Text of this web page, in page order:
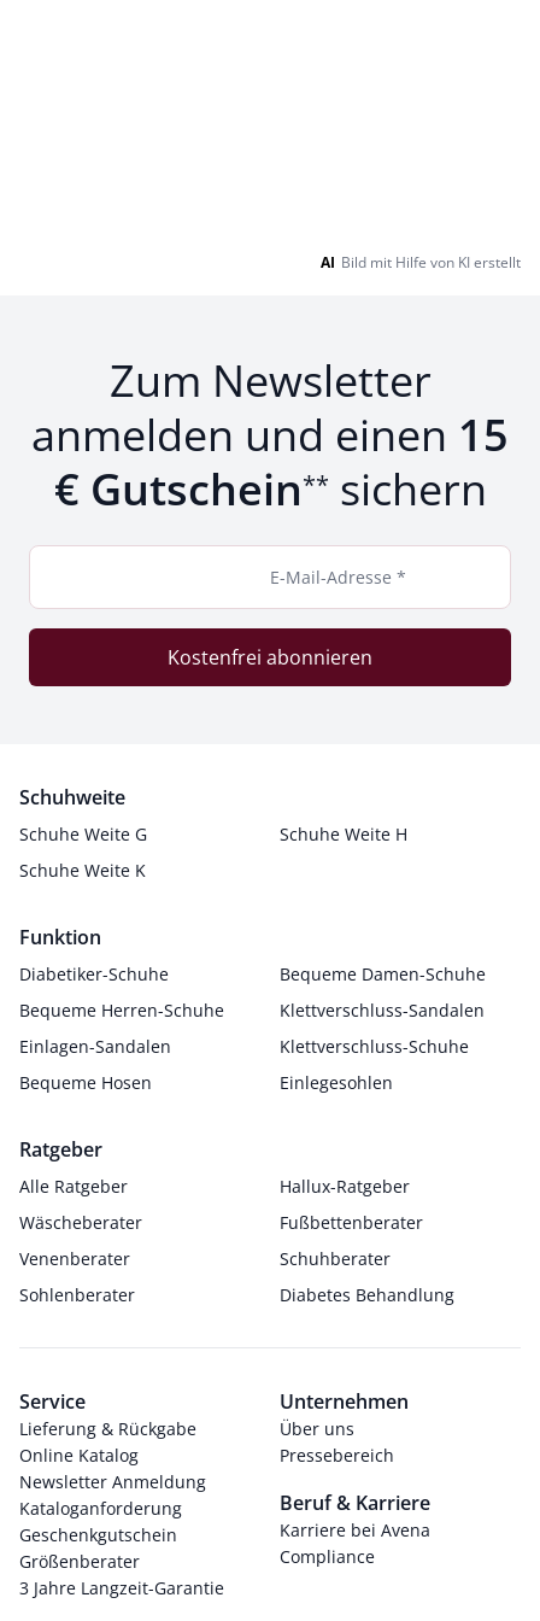
AI Bild mit Hilfe von KI erstellt
Zum Newsletter
anmelden und einen 15
€ Gutschein** sichern
E-Mail-Adresse *
Kostenfrei abonnieren
Schuhweite
Schuhe Weite G
Schuhe Weite H
Schuhe Weite K
Funktion
Diabetiker-Schuhe
Bequeme Damen-Schuhe
Bequeme Herren-Schuhe
Klettverschluss-Sandalen
Einlagen-Sandalen
Klettverschluss-Schuhe
Bequeme Hosen
Einlegesohlen
Ratgeber
Alle Ratgeber
Hallux-Ratgeber
Wäscheberater
Fußbettenberater
Venenberater
Schuhberater
Sohlenberater
Diabetes Behandlung
Service
Lieferung & Rückgabe
Online Katalog
Newsletter Anmeldung
Kataloganforderung
Geschenkgutschein
Größenberater
3 Jahre Langzeit-Garantie
Unternehmen
Über uns
Pressebereich
Beruf & Karriere
Karriere bei Avena
Compliance